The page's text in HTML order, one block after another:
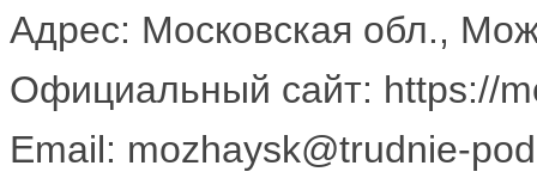
Адрес: Московская обл.,
Официальный сайт: https://
Email: mozhaysk@trudnie-